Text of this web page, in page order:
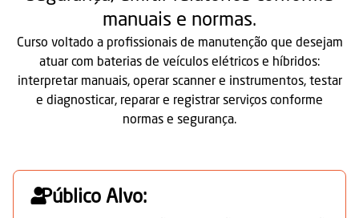
manuais e normas.
Curso voltado a profissionais de manutenção que desejam
atuar com baterias de veículos elétricos e híbridos:
interpretar manuais, operar scanner e instrumentos, testar
e diagnosticar, reparar e registrar serviços conforme
normas e segurança.
Público Alvo: